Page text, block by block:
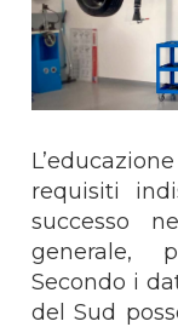
requisiti
successo
generale,
Secondo i
del Sud